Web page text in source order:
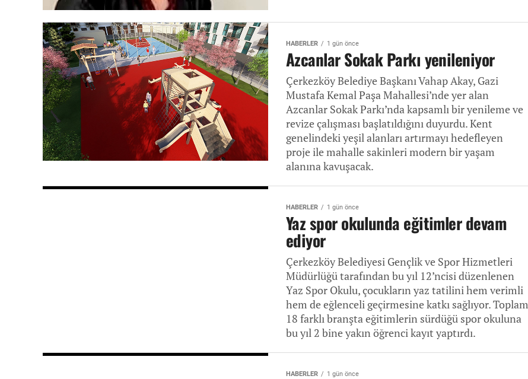
HABERLER 1 gün önce
Azcanlar Sokak Parkı yenileniyor
Çerkezköy Belediye Başkanı Vahap Akay, Gazi
Mustafa Kemal Paşa Mahallesi’nde yer alan
Azcanlar Sokak Parkı’nda kapsamlı bir yenileme ve
revize çalışması başlatıldığını duyurdu. Kent
genelindeki yeşil alanları artırmayı hedefleyen
proje ile mahalle sakinleri modern bir yaşam
alanına kavuşacak.
HABERLER 1 gün önce
Yaz spor okulunda eğitimler devam
ediyor
Çerkezköy Belediyesi Gençlik ve Spor Hizmetleri
Müdürlüğü tarafından bu yıl 12’ncisi düzenlenen
Yaz Spor Okulu, çocukların yaz tatilini hem verimli
hem de eğlenceli geçirmesine katkı sağlıyor. Toplam
18 farklı branşta eğitimlerin sürdüğü spor okuluna
bu yıl 2 bine yakın öğrenci kayıt yaptırdı.
HABERLER 1 gün önce